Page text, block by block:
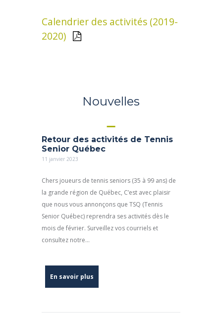
Calendrier des activités (2019-
2020)
Nouvelles
Retour des activités de Tennis
Senior Québec
11 janvier 2023
Chers joueurs de tennis seniors (35 à 99 ans) de
la grande région de Québec, C’est avec plaisir
que nous vous annonçons que TSQ (Tennis
Senior Québec) reprendra ses activités dès le
mois de février. Surveillez vos courriels et
consultez notre...
En savoir plus